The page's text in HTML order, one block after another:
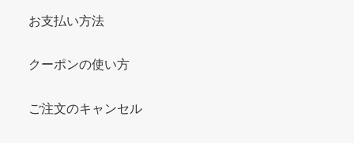
お支払い方法
クーポンの使い方
ご注文のキャンセル